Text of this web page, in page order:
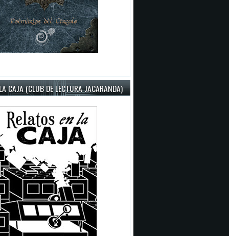
CAJA (CLUB DE LECTURA JACARANDA)